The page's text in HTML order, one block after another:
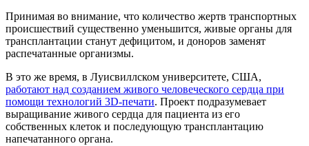
Принимая во внимание, что количество жертв транспортных
происшествий существенно уменьшится, живые органы для
трансплантации станут дефицитом, и доноров заменят
распечатанные организмы.
В это же время, в Луисвиллском университете, США,
работают над созданием живого человеческого сердца при
помощи технологий 3D-печати. Проект подразумевает
выращивание живого сердца для пациента из его
собственных клеток и последующую трансплантацию
напечатанного органа.